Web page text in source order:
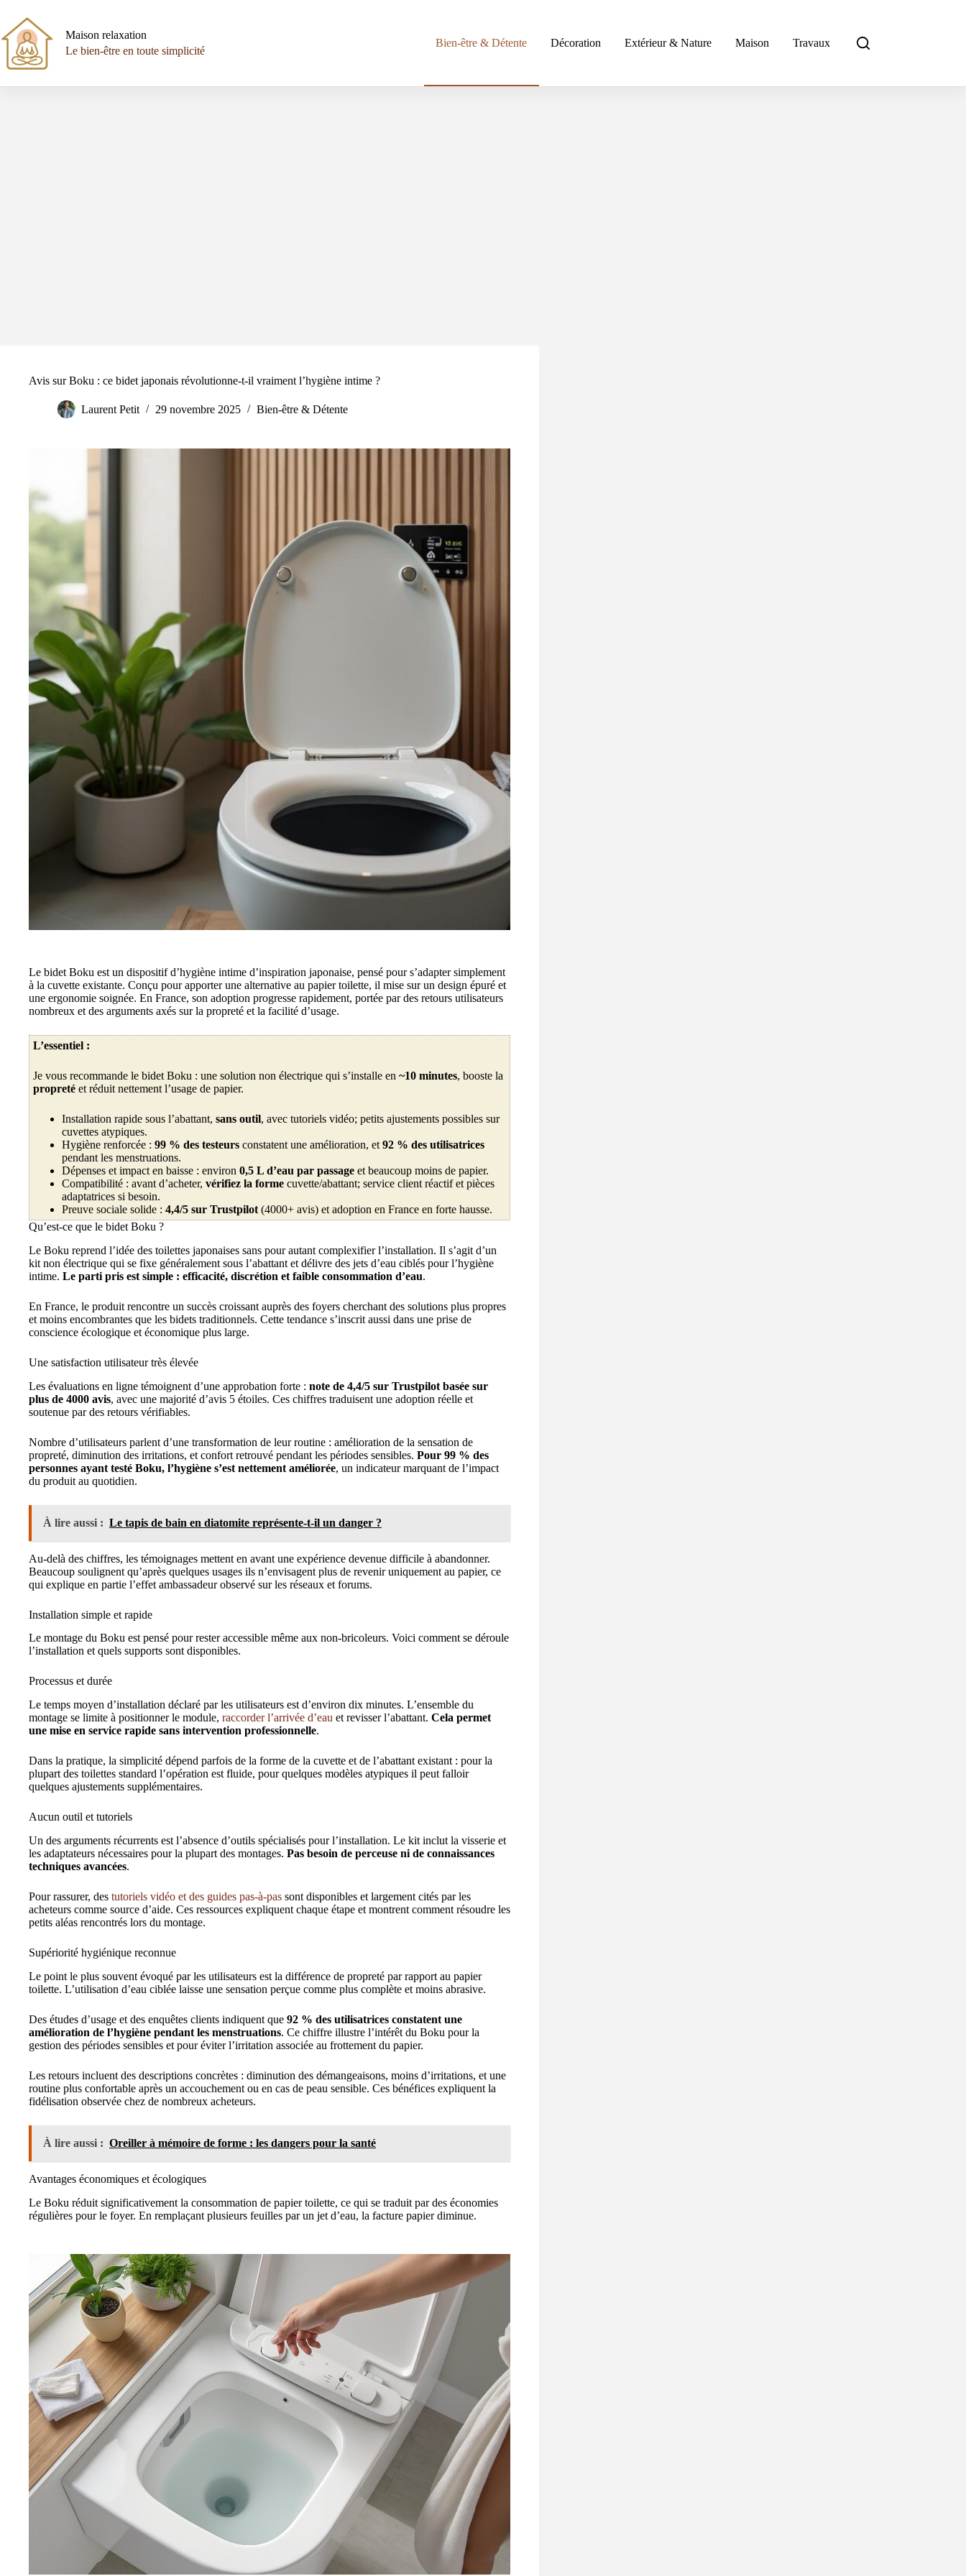
contenu
Maison relaxation
Le bien-être en toute simplicité
Bien-être & Détente Décoration Extérieur & Nature Maison Travaux
Avis sur Boku : ce bidet japonais révolutionne-t-il vraiment l’hygiène intime ?
Laurent Petit 29 novembre 2025 Bien-être & Détente
Le bidet Boku est un dispositif d’hygiène intime d’inspiration japonaise, pensé pour s’adapter simplement
à la cuvette existante. Conçu pour apporter une alternative au papier toilette, il mise sur un design épuré et
une ergonomie soignée. En France, son adoption progresse rapidement, portée par des retours utilisateurs
nombreux et des arguments axés sur la propreté et la facilité d’usage.
L’essentiel :
Je vous recommande le bidet Boku : une solution non électrique qui s’installe en ~10 minutes, booste la
propreté et réduit nettement l’usage de papier.
Installation rapide sous l’abattant, sans outil, avec tutoriels vidéo; petits ajustements possibles sur
cuvettes atypiques.
Hygiène renforcée : 99 % des testeurs constatent une amélioration, et 92 % des utilisatrices
pendant les menstruations.
Dépenses et impact en baisse : environ 0,5 L d’eau par passage et beaucoup moins de papier.
Compatibilité : avant d’acheter, vérifiez la forme cuvette/abattant; service client réactif et pièces
adaptatrices si besoin.
Preuve sociale solide : 4,4/5 sur Trustpilot (4000+ avis) et adoption en France en forte hausse.
Qu’est-ce que le bidet Boku ?
Le Boku reprend l’idée des toilettes japonaises sans pour autant complexifier l’installation. Il s’agit d’un
kit non électrique qui se fixe généralement sous l’abattant et délivre des jets d’eau ciblés pour l’hygiène
intime. Le parti pris est simple : efficacité, discrétion et faible consommation d’eau.
En France, le produit rencontre un succès croissant auprès des foyers cherchant des solutions plus propres
et moins encombrantes que les bidets traditionnels. Cette tendance s’inscrit aussi dans une prise de
conscience écologique et économique plus large.
Une satisfaction utilisateur très élevée
Les évaluations en ligne témoignent d’une approbation forte : note de 4,4/5 sur Trustpilot basée sur
plus de 4000 avis, avec une majorité d’avis 5 étoiles. Ces chiffres traduisent une adoption réelle et
soutenue par des retours vérifiables.
Nombre d’utilisateurs parlent d’une transformation de leur routine : amélioration de la sensation de
propreté, diminution des irritations, et confort retrouvé pendant les périodes sensibles. Pour 99 % des
personnes ayant testé Boku, l’hygiène s’est nettement améliorée, un indicateur marquant de l’impact
du produit au quotidien.
À lire aussi : Le tapis de bain en diatomite représente-t-il un danger ?
Au-delà des chiffres, les témoignages mettent en avant une expérience devenue difficile à abandonner.
Beaucoup soulignent qu’après quelques usages ils n’envisagent plus de revenir uniquement au papier, ce
qui explique en partie l’effet ambassadeur observé sur les réseaux et forums.
Installation simple et rapide
Le montage du Boku est pensé pour rester accessible même aux non-bricoleurs. Voici comment se déroule
l’installation et quels supports sont disponibles.
Processus et durée
Le temps moyen d’installation déclaré par les utilisateurs est d’environ dix minutes. L’ensemble du
montage se limite à positionner le module, raccorder l’arrivée d’eau et revisser l’abattant. Cela permet
une mise en service rapide sans intervention professionnelle.
Dans la pratique, la simplicité dépend parfois de la forme de la cuvette et de l’abattant existant : pour la
plupart des toilettes standard l’opération est fluide, pour quelques modèles atypiques il peut falloir
quelques ajustements supplémentaires.
Aucun outil et tutoriels
Un des arguments récurrents est l’absence d’outils spécialisés pour l’installation. Le kit inclut la visserie et
les adaptateurs nécessaires pour la plupart des montages. Pas besoin de perceuse ni de connaissances
techniques avancées.
Pour rassurer, des tutoriels vidéo et des guides pas-à-pas sont disponibles et largement cités par les
acheteurs comme source d’aide. Ces ressources expliquent chaque étape et montrent comment résoudre les
petits aléas rencontrés lors du montage.
Supériorité hygiénique reconnue
Le point le plus souvent évoqué par les utilisateurs est la différence de propreté par rapport au papier
toilette. L’utilisation d’eau ciblée laisse une sensation perçue comme plus complète et moins abrasive.
Des études d’usage et des enquêtes clients indiquent que 92 % des utilisatrices constatent une
amélioration de l’hygiène pendant les menstruations. Ce chiffre illustre l’intérêt du Boku pour la
gestion des périodes sensibles et pour éviter l’irritation associée au frottement du papier.
Les retours incluent des descriptions concrètes : diminution des démangeaisons, moins d’irritations, et une
routine plus confortable après un accouchement ou en cas de peau sensible. Ces bénéfices expliquent la
fidélisation observée chez de nombreux acheteurs.
À lire aussi : Oreiller à mémoire de forme : les dangers pour la santé
Avantages économiques et écologiques
Le Boku réduit significativement la consommation de papier toilette, ce qui se traduit par des économies
régulières pour le foyer. En remplaçant plusieurs feuilles par un jet d’eau, la facture papier diminue.